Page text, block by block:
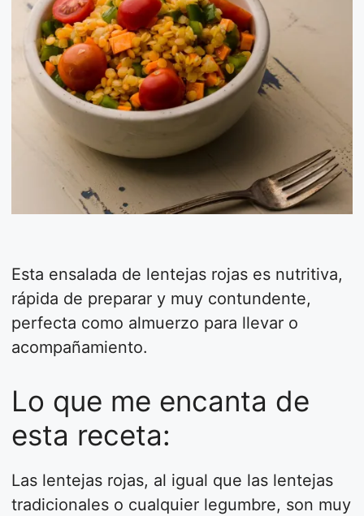
Esta ensalada de lentejas rojas es nutritiva,
rápida de preparar y muy contundente,
perfecta como almuerzo para llevar o
acompañamiento.
Lo que me encanta de
esta receta:
Las lentejas rojas, al igual que las lentejas
tradicionales o cualquier legumbre, son muy